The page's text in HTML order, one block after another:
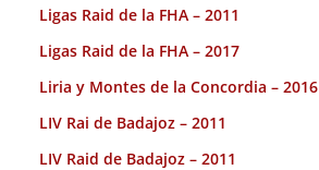
Ligas Raid de la FHA – 2011
Ligas Raid de la FHA – 2017
Liria y Montes de la Concordia – 2016
LIV Rai de Badajoz – 2011
LIV Raid de Badajoz – 2011